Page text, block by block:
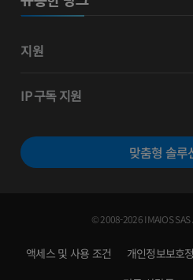
지원
IP 구독 지원
맞춤형 솔루
© 2008-2026 IMAIOS
액세스 및 사용 조건 개인정보보호